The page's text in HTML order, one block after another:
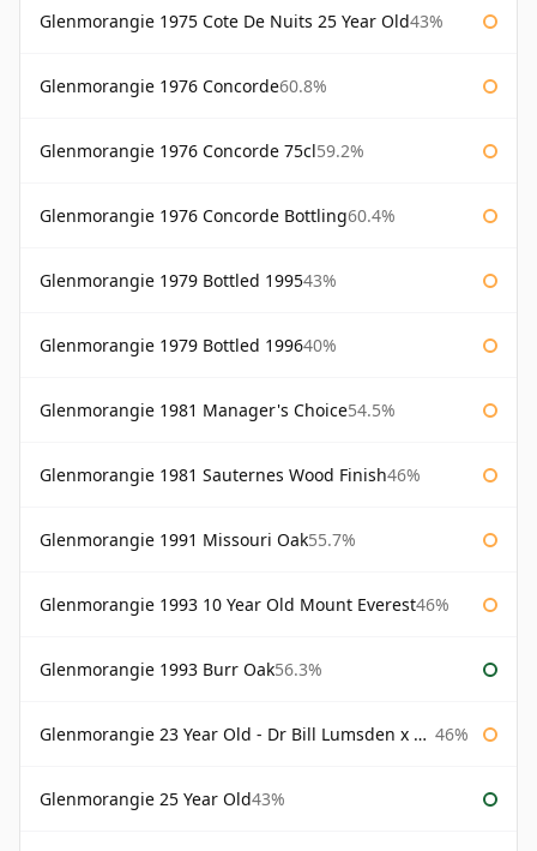
Glenmorangie 1975 Cote De Nuits 25 Year Old43%
Glenmorangie 1976 Concorde60.8%
Glenmorangie 1976 Concorde 75cl59.2%
Glenmorangie 1976 Concorde Bottling60.4%
Glenmorangie 1979 Bottled 199543%
Glenmorangie 1979 Bottled 199640%
Glenmorangie 1981 Manager's Choice54.5%
Glenmorangie 1981 Sauternes Wood Finish46%
Glenmorangie 1991 Missouri Oak55.7%
Glenmorangie 1993 10 Year Old Mount Everest46%
Glenmorangie 1993 Burr Oak56.3%
Glenmorangie 23 Year Old - Dr Bill Lumsden x Azuma Makoto 46%
Glenmorangie 25 Year Old43%